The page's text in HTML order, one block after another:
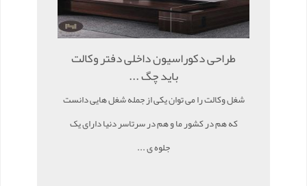
طراحی دکوراسیون داخلی دفتر وکالت
باید چگ ...
شغل وکالت را می توان یکی از جمله شغل هایی دانست
که هم در کشور ما و هم در سرتاسر دنیا دارای یک
جلوه ی ...